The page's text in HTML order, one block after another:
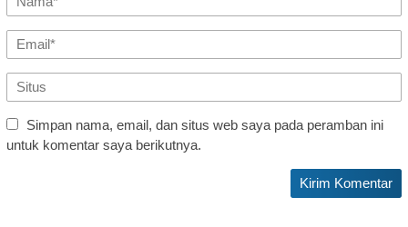
Simpan nama, email, dan situs web saya pada peramban ini
untuk komentar saya berikutnya.